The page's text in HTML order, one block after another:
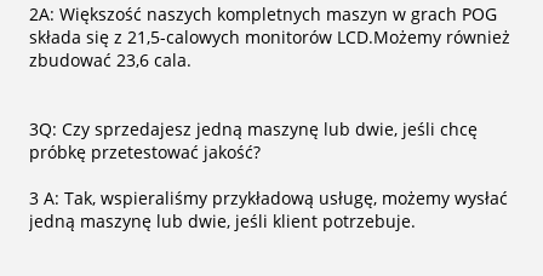
2A: Większość naszych kompletnych maszyn w grach POG
składa się z 21,5-calowych monitorów LCD.Możemy również
zbudować 23,6 cala.
3Q: Czy sprzedajesz jedną maszynę lub dwie, jeśli chcę
próbkę przetestować jakość?
3 A: Tak, wspieraliśmy przykładową usługę, możemy wysłać
jedną maszynę lub dwie, jeśli klient potrzebuje.